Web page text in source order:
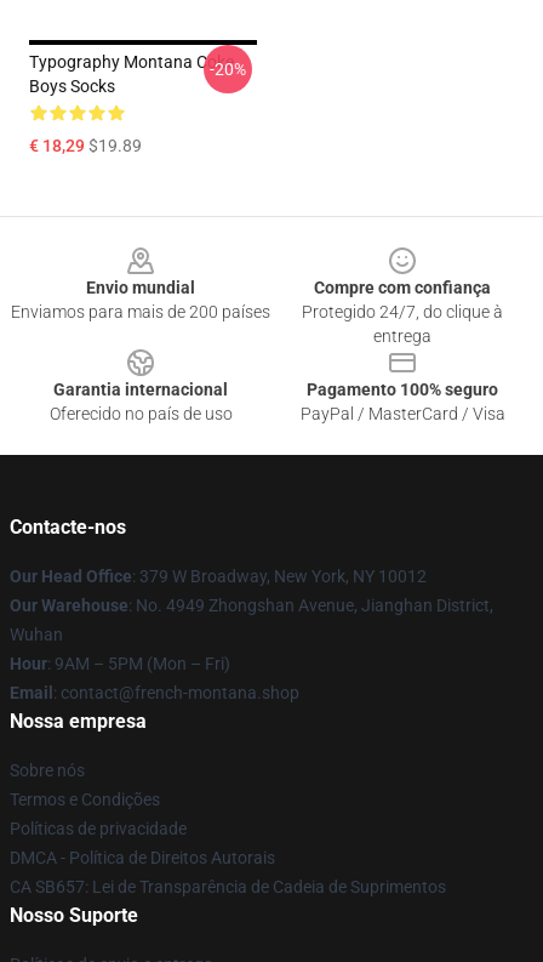
Typography Montana Coke
Boys Socks
€ 18,29$19.89
-20%
Envio mundial
Enviamos para mais de 200 países
Compre com confiança
Protegido 24/7, do clique à
entrega
Garantia internacional
Oferecido no país de uso
Pagamento 100% seguro
PayPal / MasterCard / Visa
Contacte-nos
Our Head Office: 379 W Broadway, New York, NY 10012
Our Warehouse: No. 4949 Zhongshan Avenue, Jianghan District,
Wuhan
Hour: 9AM – 5PM (Mon – Fri)
Email : contact@french-montana.shop
Nossa empresa
Sobre nós
Termos e Condições
Políticas de privacidade
DMCA - Política de Direitos Autorais
CA SB657: Lei de Transparência de Cadeia de Suprimentos
Nosso Suporte